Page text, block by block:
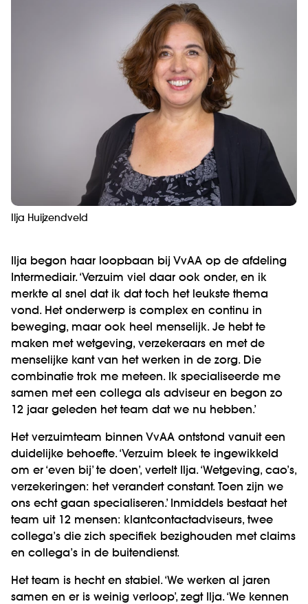
Ilja Huijzendveld
Ilja begon haar loopbaan bij VvAA op de afdeling
Intermediair. ‘Verzuim viel daar ook onder, en ik
merkte al snel dat ik dat toch het leukste thema
vond. Het onderwerp is complex en continu in
beweging, maar ook heel menselijk. Je hebt te
maken met wetgeving, verzekeraars en met de
menselijke kant van het werken in de zorg. Die
combinatie trok me meteen. Ik specialiseerde me
samen met een collega als adviseur en begon zo
12 jaar geleden het team dat we nu hebben.’
Het verzuimteam binnen VvAA ontstond vanuit een
duidelijke behoefte. ‘Verzuim bleek te ingewikkeld
om er ‘even bij’ te doen’, vertelt Ilja. ‘Wetgeving, cao’s,
verzekeringen: het verandert constant. Toen zijn we
ons echt gaan specialiseren.’ Inmiddels bestaat het
team uit 12 mensen: klantcontactadviseurs, twee
collega’s die zich specifiek bezighouden met claims
en collega’s in de buitendienst.
Het team is hecht en stabiel. ‘We werken al jaren
samen en er is weinig verloop’, zegt Ilja. ‘We kennen